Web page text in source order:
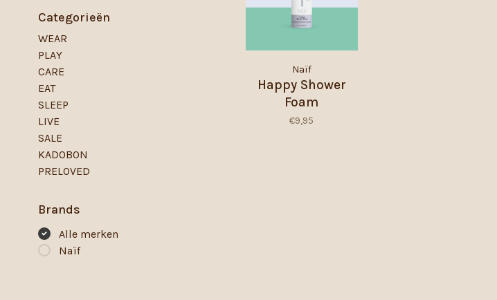
Categorieën
WEAR
PLAY
CARE
EAT
SLEEP
LIVE
SALE
KADOBON
PRELOVED
Brands
Alle merken
Naïf
Naïf
Happy Shower
Foam
€9,95